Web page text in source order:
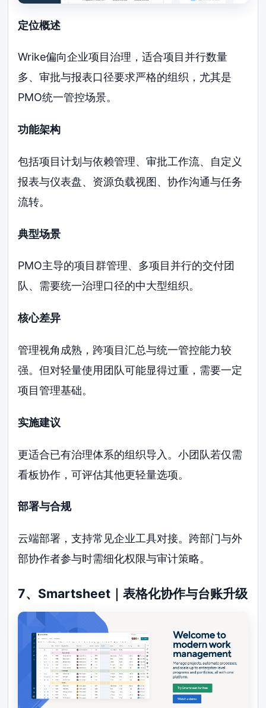
定位概述
Wrike偏向企业项目治理，适合项目并行数量
多、审批与报表口径要求严格的组织，尤其是
PMO统一管控场景。
功能架构
包括项目计划与依赖管理、审批工作流、自定义
报表与仪表盘、资源负载视图、协作沟通与任务
流转。
典型场景
PMO主导的项目群管理、多项目并行的交付团
队、需要统一治理口径的中大型组织。
核心差异
管理视角成熟，跨项目汇总与统一管控能力较
强。但对轻量使用团队可能显得过重，需要一定
项目管理基础。
实施建议
更适合已有治理体系的组织导入。小团队若仅需
看板协作，可评估其他更轻量选项。
部署与合规
云端部署，支持常见企业工具对接。跨部门与外
部协作者参与时需细化权限与审计策略。
7、Smartsheet｜表格化协作与台账升级